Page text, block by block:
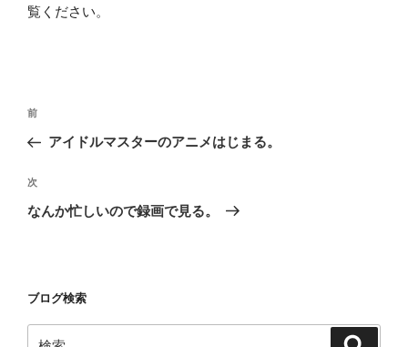
覧ください。
投
ナ
ビ
ゲ
ン
前
の
稿
前
アイドルマスターのアニメはじまる。
次
の
次
なんか忙しいので録画で見る。
ブログ検索